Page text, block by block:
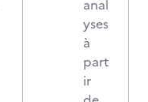
anal
yses
à
part
ir